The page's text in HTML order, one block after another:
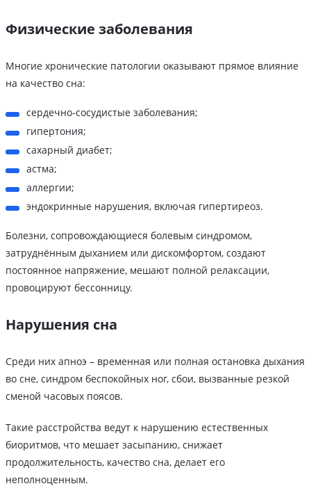
Физические заболевания
Многие хронические патологии оказывают прямое влияние
на качество сна:
сердечно-сосудистые заболевания;
гипертония;
сахарный диабет;
астма;
аллергии;
эндокринные нарушения, включая гипертиреоз.
Болезни, сопровождающиеся болевым синдромом,
затруднённым дыханием или дискомфортом, создают
постоянное напряжение, мешают полной релаксации,
провоцируют бессонницу.
Нарушения сна
Среди них апноэ – временная или полная остановка дыхания
во сне, синдром беспокойных ног, сбои, вызванные резкой
сменой часовых поясов.
Такие расстройства ведут к нарушению естественных
биоритмов, что мешает засыпанию, снижает
продолжительность, качество сна, делает его
неполноценным.